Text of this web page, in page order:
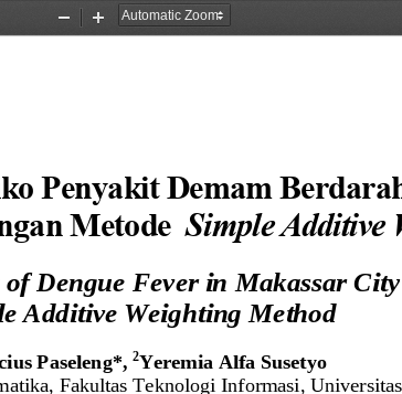
Zoom
Zoom
Penyakit Demam
Metode Simple Additive
Dengue Fever in Makassar City
Additive Weighting Method
Paseleng*, 2Yeremia Alfa Susetyo
, Fakultas Teknologi Informasi,